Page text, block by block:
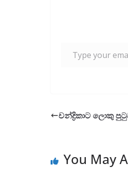
චන්ද්‍රිකාට ලොකු
You May